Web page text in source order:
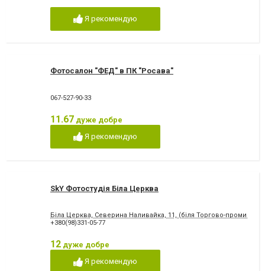
Я рекомендую
Фотосалон "ФЕД" в ПК "Росава"
067-527-90-33
11.67 дуже добре
Я рекомендую
SkY Фотостудія Біла Церква
Біла Церква, Северина Наливайка, 11, (біля Торгово-
+380(98)331-05-77
12 дуже добре
Я рекомендую